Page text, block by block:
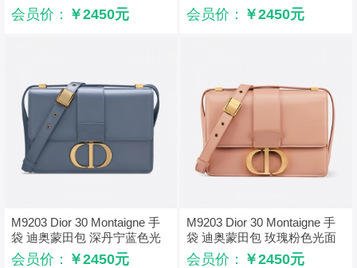
革
会员价： ￥2450元
革
会员价： ￥2450元
M9203 Dior 30 Montaigne 手
袋 迪奥蒙田包 深丹宁蓝色光
面牛皮革
会员价： ￥2450元
M9203 Dior 30 Montaigne 手
袋 迪奥蒙田包 玫瑰粉色光面
牛皮革
会员价： ￥2450元